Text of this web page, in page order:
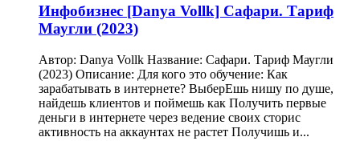
Инфобизнес [Danya Vollk] Сафари. Тариф
Маугли (2023)
Автор: Danya Vollk Название: Сафари. Тариф Маугли
(2023) Описание: Для кого это обучение: Как
зарабатывать в интернете? ВыберЕшь нишу по душе,
найдешь клиентов и поймешь как Получить первые
деньги в интернете через ведение своих сторис
активность на аккаунтах не растет Получишь и...